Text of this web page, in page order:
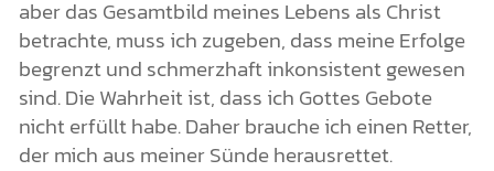
aber das Gesamtbild meines Lebens als Christ
betrachte, muss ich zugeben, dass meine Erfolge
begrenzt und schmerzhaft inkonsistent gewesen
sind. Die Wahrheit ist, dass ich Gottes Gebote
nicht erfüllt habe. Daher brauche ich einen Retter,
der mich aus meiner Sünde herausrettet.